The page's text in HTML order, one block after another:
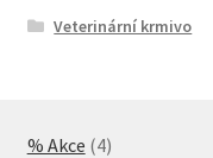
Veterinární krmivo
% Akce 44